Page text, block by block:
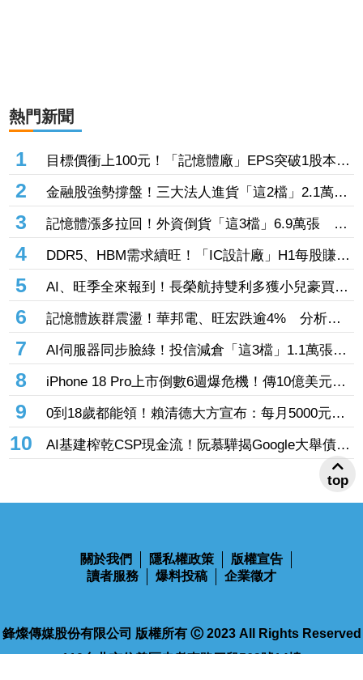
熱門新聞
1
目標價衝上100元！「記憶體廠」EPS突破1股本
DRAM大漲45%＋合作美光獲利迎轉機
2
金融股強勢撐盤！三大法人進貨「這2檔」2.1萬
張 投8.54億元連12日進場三商壽
3
記憶體漲多拉回！外資倒貨「這3檔」6.9萬張 連
賣華邦電2天捲102億元
4
DDR5、HBM需求續旺！「IC設計廠」H1每股賺
9.13元 董座：搶晶圓產能比毛利率更重要
5
AI、旺季全來報到！長榮航持雙利多獲小兒豪買逾
53萬張成寵兒 「這檔」前7月營收狂超去年全年
也獲青睞
6
記憶體族群震盪！華邦電、旺宏跌逾4% 分析師
點名「這2檔」多頭：布局看技術面
7
AI伺服器同步臉綠！投信減倉「這3檔」1.1萬張
投信連砍緯創2刀帶走18.96億元
8
iPhone 18 Pro上市倒數6週爆危機！傳10億美元晶
片卡封裝「躺在廠房」 恐面臨庫存不足
9
0到18歲都能領！賴清德大方宣布：每月5000元成
長津貼 婚、產假全面加碼
10
AI基建榨乾CSP現金流！阮慕驊揭Google大舉債衝
擊
關於我們 隱私權政策
版權宣告
讀者服務
爆料投稿 企業徵才
鋒燦傳媒股份有限公司 版權所有 Ⓒ 2023 All Rights Reserved
110台北市信義區忠孝東路四段563號14樓
top